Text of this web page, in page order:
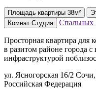
Площадь квартиры 38м²
Комнат Студия Спальных
Просторная квартира для
в разитом районе города
инфраструктурой
ул. Ясногорская 16/2
Российская Федерация